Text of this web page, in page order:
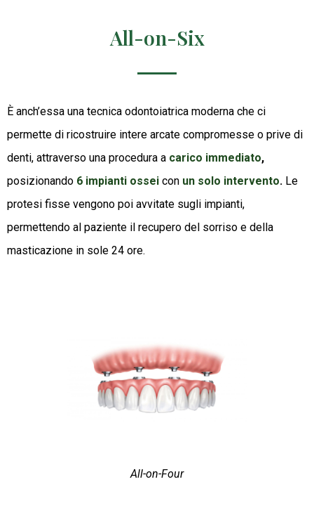
All-on-Six
È anch’essa una tecnica odontoiatrica moderna che ci
permette di ricostruire intere arcate compromesse o prive di
denti, attraverso una procedura a carico immediato,
posizionando 6 impianti ossei con un solo intervento. Le
protesi fisse vengono poi avvitate sugli impianti,
permettendo al paziente il recupero del sorriso e della
masticazione in sole 24 ore.
All-on-Four